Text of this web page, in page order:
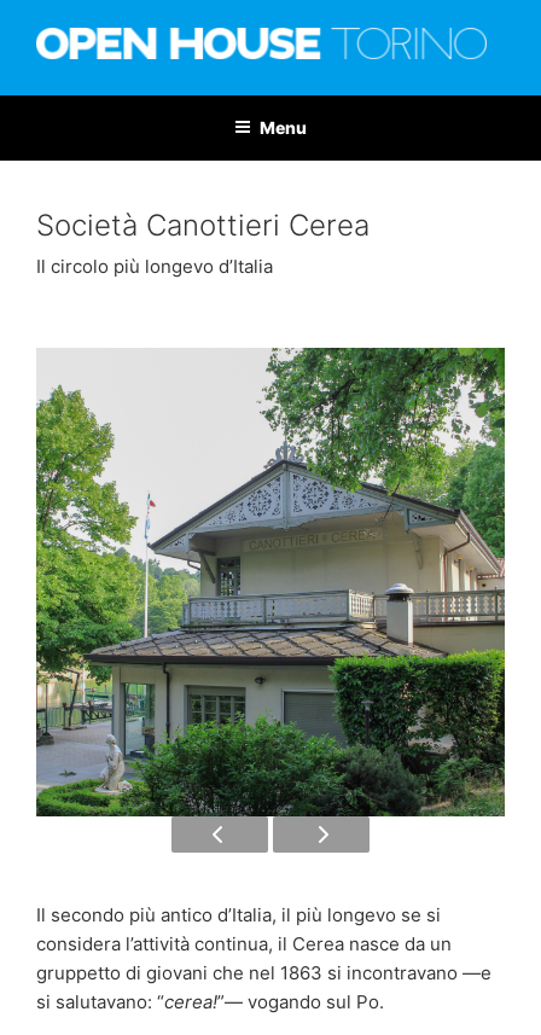
Menu
Società Canottieri Cerea
Il circolo più longevo d’Italia
Il secondo più antico d’Italia, il più longevo se si
considera l’attività continua, il Cerea nasce da un
gruppetto di giovani che nel 1863 si incontravano —e
si salutavano: “cerea!”— vogando sul Po.